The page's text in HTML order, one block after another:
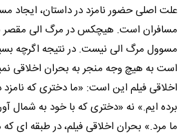
علت اصلی حضور نامزد در داستان، ایجاد
مسافران است. هیچ­کس در مرگ الی
مسوول مرگ الی نیست. در نتیجه اگرچه
است به هیچ وجه منجر به بحران اخلاقی
اخلاقی فیلم این است: «ما دختری که
برده ­ایم.» نه «دختری که با خود به شمال
ما مرد.» بحران اخلاقی فیلم، در طبقه­ ای